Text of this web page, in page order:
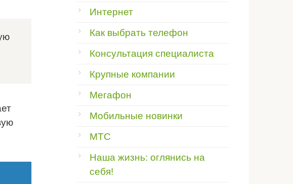
Интернет
Как выбрать телефон
Консультация специалиста
Крупные компании
Мегафон
Мобильные новинки
МТС
Наша жизнь: оглянись на
себя!